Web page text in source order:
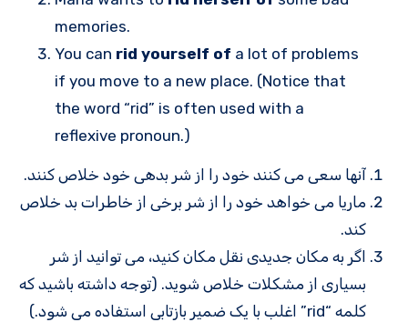
memories.
You can rid yourself of a lot of problems
if you move to a new place. (Notice that
the word “rid” is often used with a
reflexive pronoun.)
آنها سعی می کنند خود را از شر بدهی خود خلاص کنند.
ماریا می خواهد خود را از شر برخی از خاطرات بد خلاص
کند.
اگر به مکان جدیدی نقل مکان کنید، می توانید از شر
بسیاری از مشکلات خلاص شوید. (توجه داشته باشید که
کلمه “rid” اغلب با یک ضمیر بازتابی استفاده می شود.)